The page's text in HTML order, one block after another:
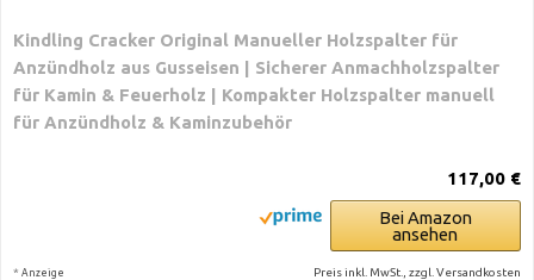
Kindling Cracker Original Manueller Holzspalter für
Anzündholz aus Gusseisen | Sicherer Anmachholzspalter
für Kamin & Feuerholz | Kompakter Holzspalter manuell
für Anzündholz & Kaminzubehör
117,00 €
Bei Amazon
ansehen
* Anzeige Preis inkl. MwSt., zzgl. Versandkosten